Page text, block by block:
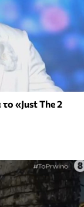
«Just The 2